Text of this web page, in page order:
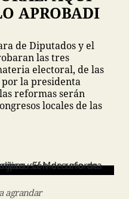
APROBADI
de Diputados y el
las tres
electoral, de las
por la presidenta
reformas serán
locales de las
agrandar